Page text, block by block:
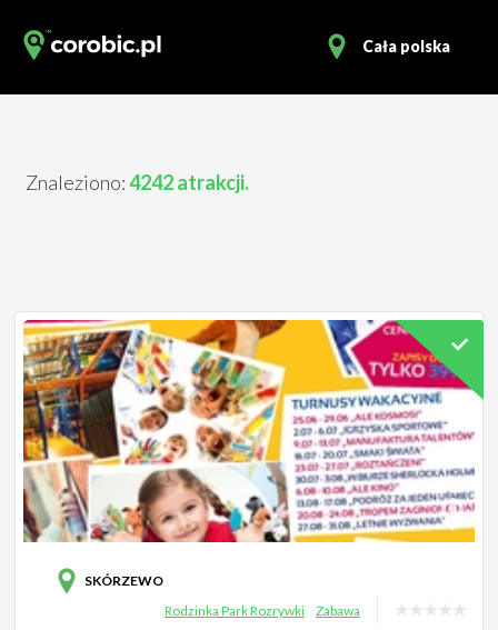
Cała polska
Znaleziono:4242 atrakcji.
SKÓRZEWO
Rodzinka Park Rozrywki
Zabawa